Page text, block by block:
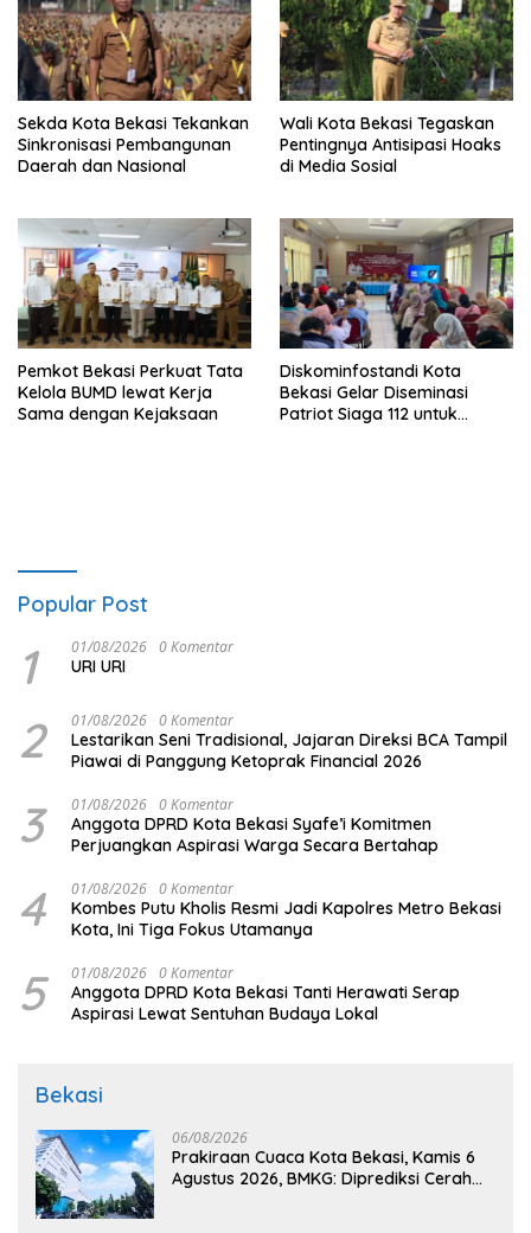
Sekda Kota Bekasi Tekankan
Sinkronisasi Pembangunan
Daerah dan Nasional
Wali Kota Bekasi Tegaskan
Pentingnya Antisipasi Hoaks
di Media Sosial
Pemkot Bekasi Perkuat Tata
Kelola BUMD lewat Kerja
Sama dengan Kejaksaan
Diskominfostandi Kota
Bekasi Gelar Diseminasi
Patriot Siaga 112 untuk
Popular Post
1 01/08/2026 0 Komentar
URI URI
2 01/08/2026 0 Komentar
Lestarikan Seni Tradisional, Jajaran Direksi BCA Tampil
Piawai di Panggung Ketoprak Financial 2026
3 01/08/2026 0 Komentar
Anggota DPRD Kota Bekasi Syafe’i Komitmen
Perjuangkan Aspirasi Warga Secara Bertahap
4 01/08/2026 0 Komentar
Kombes Putu Kholis Resmi Jadi Kapolres Metro Bekasi
Kota, Ini Tiga Fokus Utamanya
5 01/08/2026 0 Komentar
Anggota DPRD Kota Bekasi Tanti Herawati Serap
Aspirasi Lewat Sentuhan Budaya Lokal
Bekasi
06/08/2026
Prakiraan Cuaca Kota Bekasi, Kamis 6
Agustus 2026, BMKG: Diprediksi Cerah